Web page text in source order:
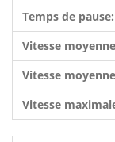
Temps de pause:
Vitesse
Vitesse
Vitesse